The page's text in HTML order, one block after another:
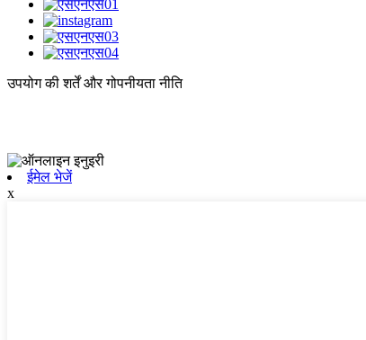
उपयोग की शर्तें और गोपनीयता नीति
ईमेल भेजें
x